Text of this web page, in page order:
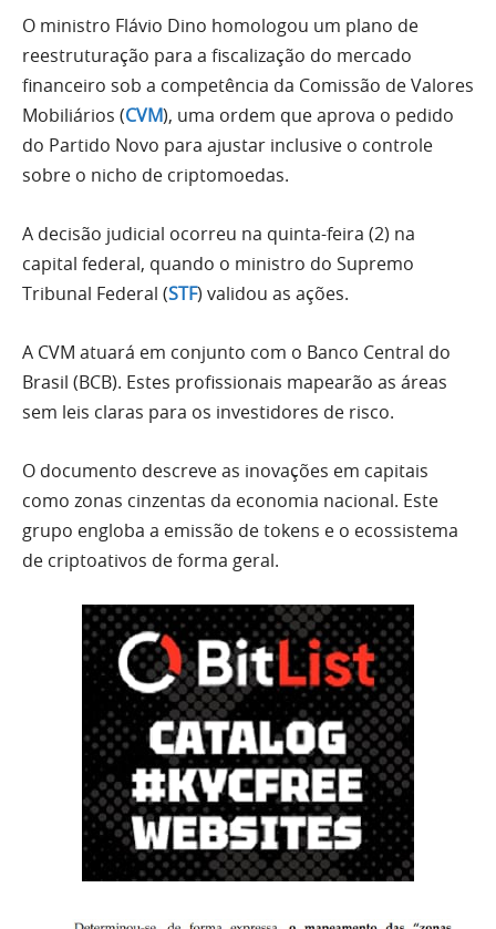
O ministro Flávio Dino homologou um plano de
reestruturação para a fiscalização do mercado
financeiro sob a competência da Comissão de Valores
Mobiliários (CVM), uma ordem que aprova o pedido
do Partido Novo para ajustar inclusive o controle
sobre o nicho de criptomoedas.
A decisão judicial ocorreu na quinta-feira (2) na
capital federal, quando o ministro do Supremo
Tribunal Federal (STF) validou as ações.
A CVM atuará em conjunto com o Banco Central do
Brasil (BCB). Estes profissionais mapearão as áreas
sem leis claras para os investidores de risco.
O documento descreve as inovações em capitais
como zonas cinzentas da economia nacional. Este
grupo engloba a emissão de tokens e o ecossistema
de criptoativos de forma geral.